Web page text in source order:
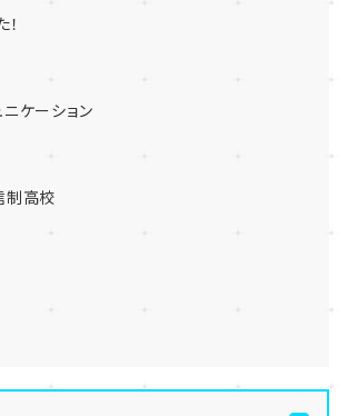
ニケーション
制高校